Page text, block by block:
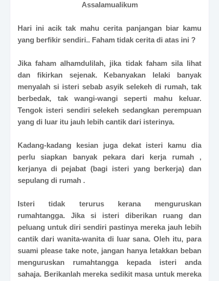
Assalamualikum
Hari ini acik tak mahu cerita panjangan biar kamu
yang berfikir sendiri.. Faham tidak cerita di atas ini ?
Jika faham alhamdulilah, jika tidak faham sila lihat
dan fikirkan sejenak. Kebanyakan lelaki banyak
menyalah si isteri sebab asyik selekeh di rumah, tak
berbedak, tak wangi-wangi seperti mahu keluar.
Tengok isteri sendiri selekeh sedangkan perempuan
yang di luar itu jauh lebih cantik dari isterinya.
Kadang-kadang kesian juga dekat isteri kamu dia
perlu siapkan banyak pekara dari kerja rumah ,
kerjanya di pejabat (bagi isteri yang berkerja) dan
sepulang di rumah .
Isteri tidak terurus kerana menguruskan
rumahtangga. Jika si isteri diberikan ruang dan
peluang untuk diri sendiri pastinya mereka jauh lebih
cantik dari wanita-wanita di luar sana. Oleh itu, para
suami please take note, jangan hanya letakkan beban
menguruskan rumahtangga kepada isteri anda
sahaja. Berikanlah mereka sedikit masa untuk mereka